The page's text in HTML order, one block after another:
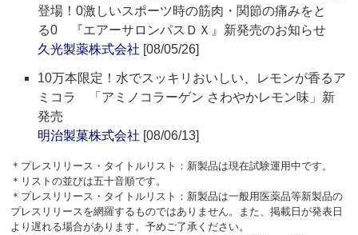
登場！0激しいスポーツ時の筋肉・関節の痛みをと
る0 『エアーサロンパスＤＸ』新発売のお知らせ
久光製薬株式会社 [08/05/26]
10万本限定！水でスッキリおいしい、レモンが香るア
ミコラ 「アミノコラーゲン さわやかレモン味」新
発売
明治製菓株式会社 [08/06/13]
＊プレスリリース・タイトルリスト：新製品は現在試験運用中です。
＊リストの並びは五十音順です。
＊プレスリリース・タイトルリスト：新製品は一般用医薬品等新製品の
プレスリリースを網羅するものではありません。また、掲載日が発表日
より遅れる場合があります。予めご了承ください。